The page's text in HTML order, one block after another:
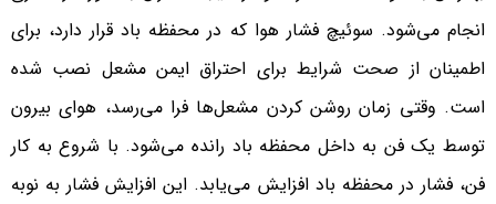
انجام می‌شود. سوئیچ فشار هوا که در محفظه باد قرار دارد، برای
اطمینان از صحت شرایط برای احتراق ایمن مشعل نصب شده
است. وقتی زمان روشن کردن مشعل‌ها فرا می‌رسد، هوای بیرون
توسط یک فن به داخل محفظه باد رانده می‌شود. با شروع به کار
فن، فشار در محفظه باد افزایش می‌یابد. این افزایش فشار به نوبه